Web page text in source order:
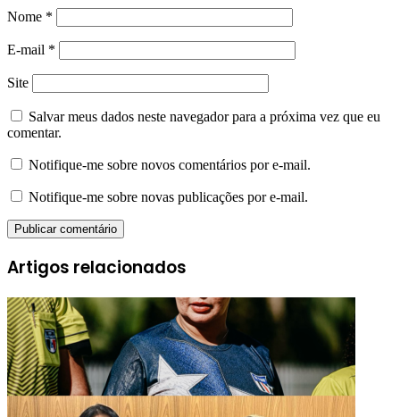
Nome *
E-mail *
Site
Salvar meus dados neste navegador para a próxima vez que eu
comentar.
Notifique-me sobre novos comentários por e-mail.
Notifique-me sobre novas publicações por e-mail.
Artigos relacionados